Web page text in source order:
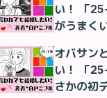
い！ 「
がうまく
オバサン
い！ 「
さかの初